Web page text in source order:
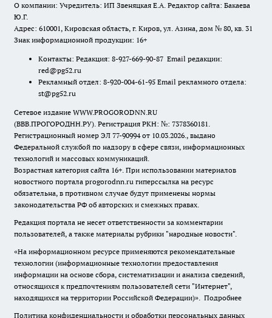
О компании: Учредитель: ИП Звеняцкая Е.А. Редактор сайта: Бакаева
Ю.Г.
Адрес: 610001, Кировская область, г. Киров, ул. Азина, дом № 80, кв. 31
Знак информационной продукции: 16+
Контакты: Редакция: 8-927-669-90-87 Email редакции:
red@pg52.ru
Рекламный отдел: 8-920-004-61-95 Email рекламного отдела:
st@pg52.ru
Сетевое издание WWW.PROGORODNN.RU
(ВВВ.ПРОГОРОДНН.РУ). Регистрация РКН: №: 7378360181.
Регистрационный номер ЭЛ 77-90994 от 10.03.2026., выдано
Федеральной службой по надзору в сфере связи, информационных
технологий и массовых коммуникаций.
Возрастная категория сайта 16+. При использовании материалов
новостного портала progorodnn.ru гиперссылка на ресурс
обязательна, в противном случае будут применены нормы
законодательства РФ об авторских и смежных правах.
Редакция портала не несет ответственности за комментарии
пользователей, а также материалы рубрики "народные новости".
«На информационном ресурсе применяются рекомендательные
технологии (информационные технологии предоставления
информации на основе сбора, систематизации и анализа сведений,
относящихся к предпочтениям пользователей сети "Интернет",
находящихся на территории Российской Федерации)». Подробнее
Политика конфиденциальности и обработки персональных данных